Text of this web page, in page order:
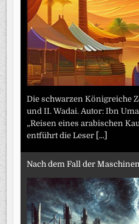
Die schwarzen Königreiche
und II. Wadai. Autor: Ibn
„Reisen eines arabischen
entführt die Leser [...]
Nach dem Fall der Maschinen